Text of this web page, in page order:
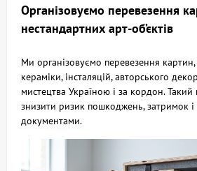
Організовуємо перевезення
нестандартних арт-об’єктів
Ми організовуємо перевезення картин,
кераміки, інсталяцій, авторського
мистецтва Україною і за кордон. Такий
знизити ризик пошкоджень, затримок і
документами.